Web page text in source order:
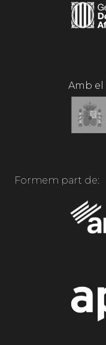
Amb
Formem part de: